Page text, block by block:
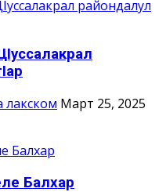
лакском Март 25, 2025
Балхар